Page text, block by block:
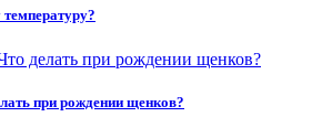
при рождении щенков?